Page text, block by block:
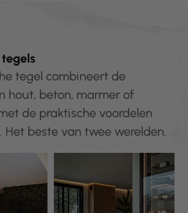
tegel combineert de
hout, beton, marmer of
de praktische voordelen
Het beste van twee werelden.